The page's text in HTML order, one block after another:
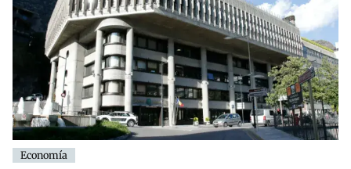
Economía